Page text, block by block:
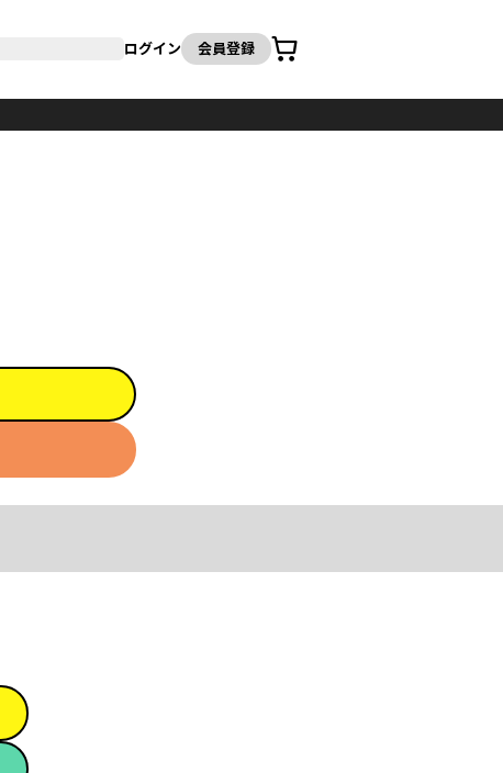
ログイン 会員登録
カート